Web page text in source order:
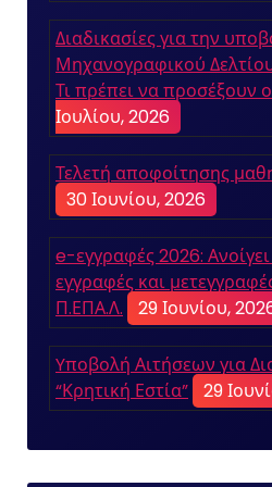
Διαδικασίες για την
Μηχανογραφικού
Τι πρέπει να προσέξουν
Ιουλίου, 2026
Τελετή αποφοίτησης
30 Ιουνίου, 2026
e-εγγραφές 2026:
εγγραφές και
Π.ΕΠΑ.Λ.
29 Ιουνίου,
Yποβολή Αιτήσεων για
“Κρητική Εστία”
29